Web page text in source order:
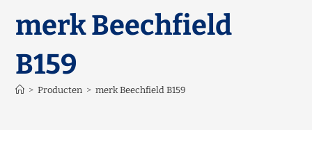
merk Beechfield
B159
> Producten > merk Beechfield B159